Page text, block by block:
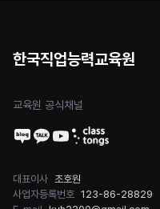
한국직업능력교육원
교육원 공식채널
대표이사 조호원
사업자등록번호 123-86-28829